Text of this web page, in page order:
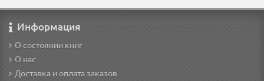
Информация
О состоянии книг
О нас
Доставка и оплата заказов